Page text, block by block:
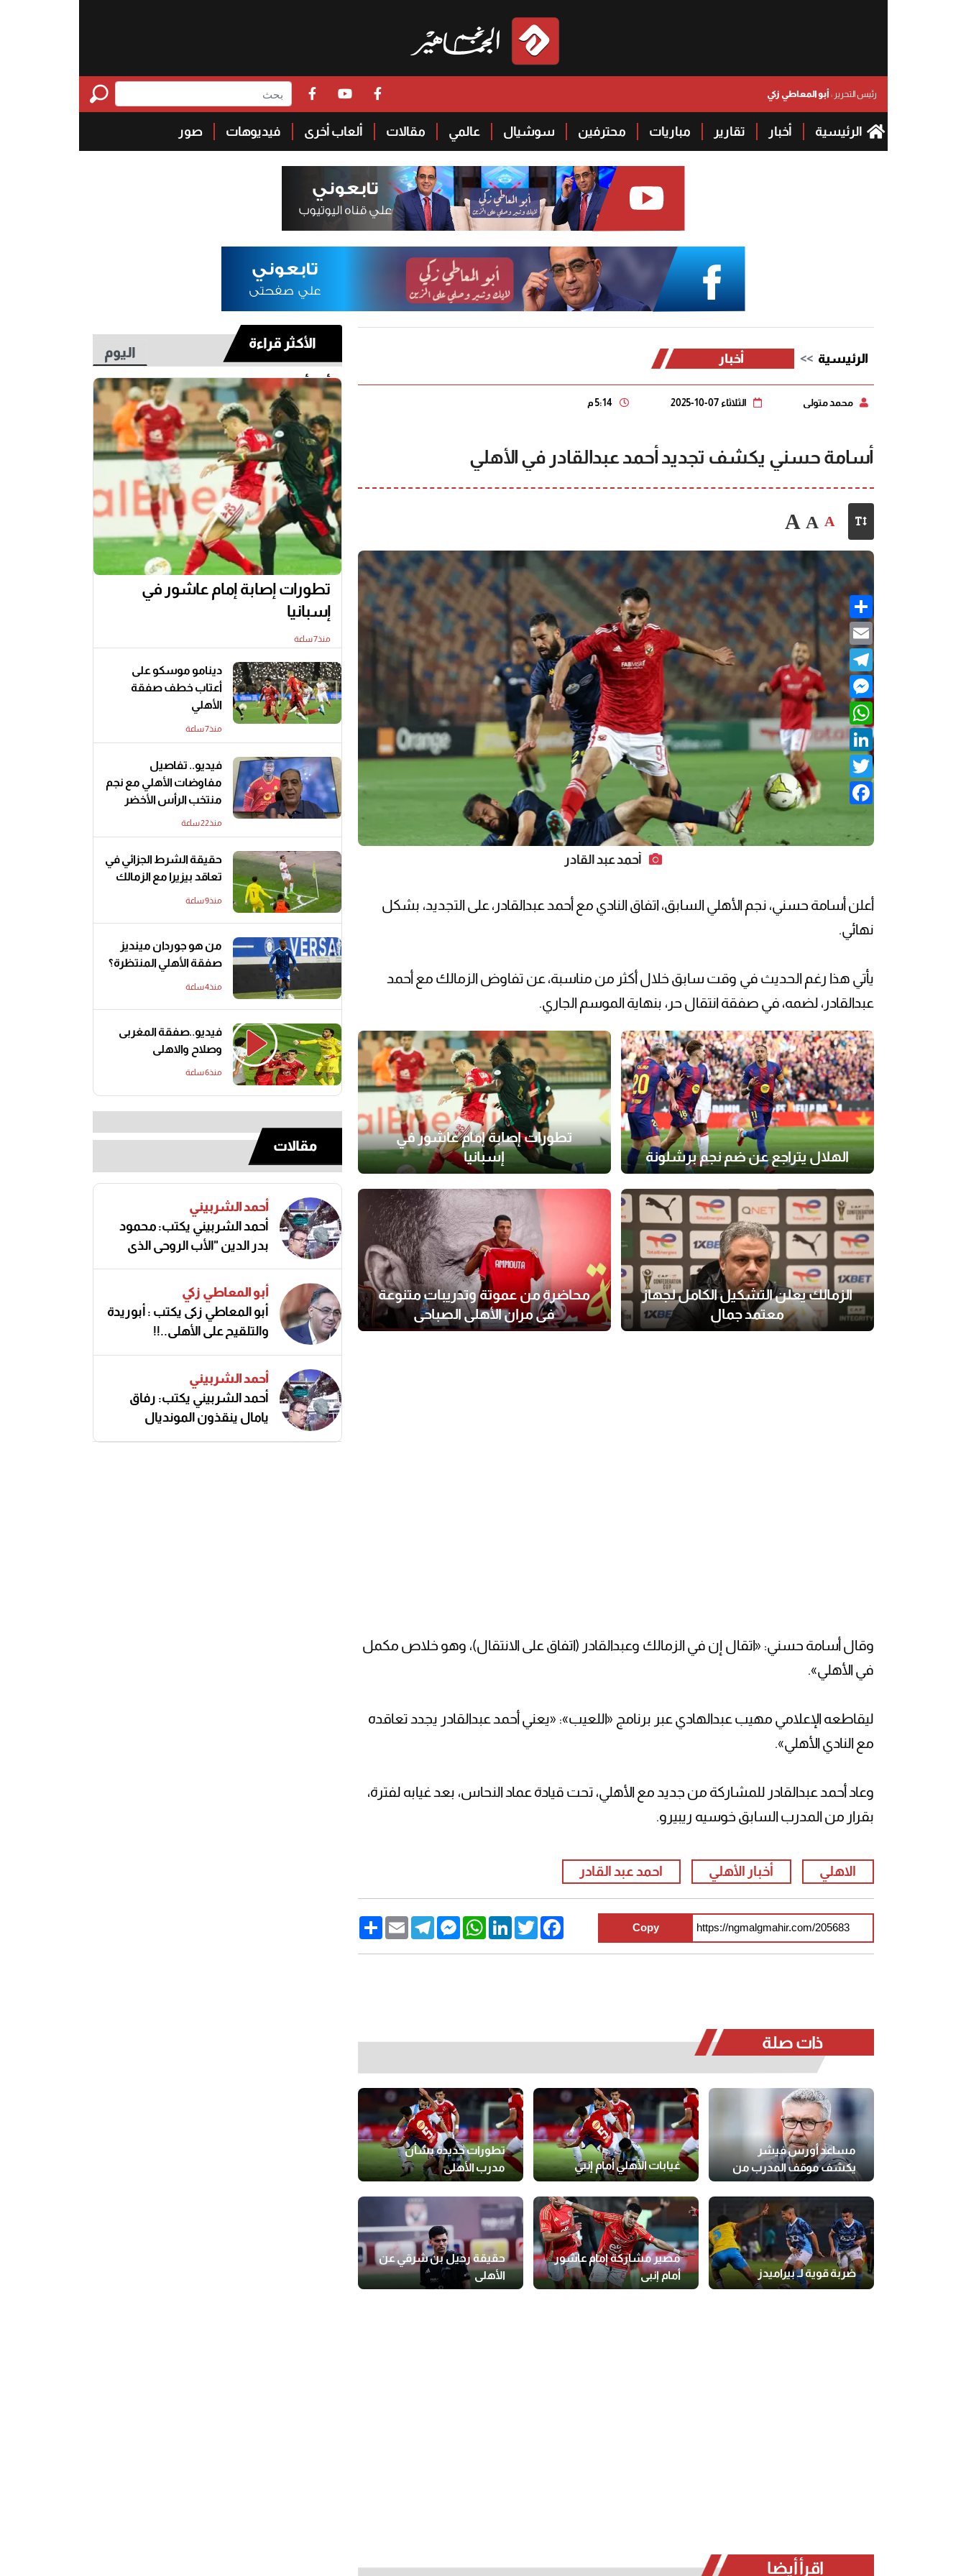
رئيس التحرير :أبو المعاطي زكي
الرئيسية أخبار تقارير مباريات محترفين سوشيال عالمي مقالات ألعاب أخرى فيديوهات صور
الرئيسية أخبار
محمد متولي الثلاثاء 07-10-2025 5:14 م
أسامة حسني يكشف تجديد أحمد عبدالقادر في الأهلي
A
A
A
Share
Email
Telegram
Messenger
WhatsApp
LinkedIn
Twitter
Facebook
أحمد عبد القادر
أعلن أسامة حسني، نجم الأهلي السابق، اتفاق النادي مع أحمد عبدالقادر، على التجديد، بشكل
نهائي.
يأتي هذا رغم الحديث في وقت سابق خلال أكثر من مناسبة، عن تفاوض الزمالك مع أحمد
عبدالقادر، لضمه، في صفقة انتقال حر، بنهاية الموسم الجاري.
الهلال يتراجع عن ضم نجم برشلونة
تطورات إصابة إمام عاشور في
إسبانيا
الزمالك يعلن التشكيل الكامل لجهاز
معتمد جمال
محاضرة من عموتة وتدريبات متنوعة
في مران الأهلي الصباحي
وقال أسامة حسني: «اتقال إن في الزمالك وعبدالقادر (اتفاق على الانتقال)، وهو خلاص مكمل
في الأهلي».
ليقاطعه الإعلامي مهيب عبدالهادي عبر برنامج «اللعيب»: «يعني أحمد عبدالقادر يجدد تعاقده
مع النادي الأهلي».
وعاد أحمد عبدالقادر للمشاركة من جديد مع الأهلي، تحت قيادة عماد النحاس، بعد غيابه لفترة،
بقرار من المدرب السابق خوسيه ريبيرو.
الاهلي أخبار الأهلي احمد عبد القادر
Copy
ShareEmail
Telegram
MessengerWhatsAppLinkedInTwitter
Facebook
ذات صلة
مساعد أورس فيشر
يكشف موقف المدرب من
تدريب الأهلي
غيابات الأهلي أمام إنبي
تطورات جديدة بشأن
مدرب الأهلي
ضربة قوية لـ بيراميدز
مصير مشاركة إمام عاشور
أمام إنبي
حقيقة رحيل بن شرقي عن
الأهلي
اقرأ أيضا
الأكثر قراءة
اليوم
أخر أسبوع
تطورات إصابة إمام عاشور في
إسبانيا
منذ7 ساعة
دينامو موسكو على
أعتاب خطف صفقة
الأهلي
منذ7 ساعة
فيديو.. تفاصيل
مفاوضات الأهلي مع نجم
منتخب الرأس الأخضر
منذ22 ساعة
حقيقة الشرط الجزائي في
تعاقد بيزيرا مع الزمالك
منذ9 ساعة
من هو جوردان مينديز
صفقة الأهلي المنتظرة؟
منذ4 ساعة
فيديو..صفقة المغربى
وصلاح والاهلى
منذ6 ساعة
مقالات
أحمد الشربيني
أحمد الشربيني يكتب: محمود
بدر الدين "الأب الروحي الذي
أبو المعاطي زكي
أبو المعاطي زكى يكتب : أبوريدة
والتلقيح على الأهلى..!!
أحمد الشربيني
أحمد الشربيني يكتب: رفاق
يامال ينقذون المونديال